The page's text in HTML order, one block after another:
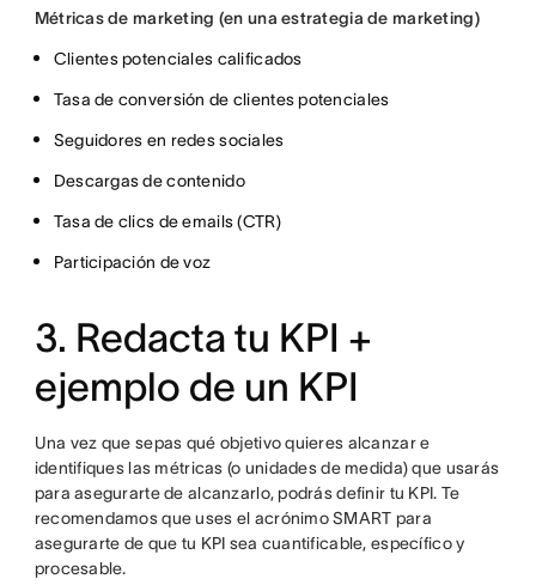
Métricas de marketing (en una estrategia de marketing)
Clientes potenciales calificados
Tasa de conversión de clientes potenciales
Seguidores en redes sociales
Descargas de contenido
Tasa de clics de emails (CTR)
Participación de voz
3. Redacta tu KPI +
ejemplo de un KPI
Una vez que sepas qué objetivo quieres alcanzar e
identifiques las métricas (o unidades de medida) que usarás
para asegurarte de alcanzarlo, podrás definir tu KPI. Te
recomendamos que uses el acrónimo SMART para
asegurarte de que tu KPI sea cuantificable, específico y
procesable.